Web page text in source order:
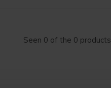
Seen 0 of the 0 products